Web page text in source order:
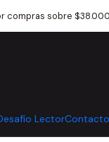
LectorContacto
compras sobre $38.000
Crimenes
stock de